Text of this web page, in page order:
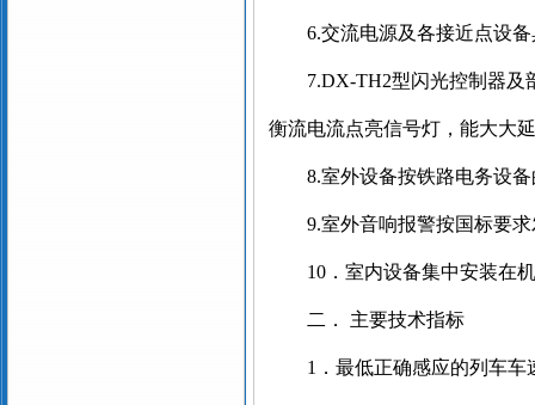
6.交流电源及各接近点设
7.DX-TH2型闪光控制器及
衡流电流点亮信号灯，能大大
8.室外设备按铁路电务设
9.室外音响报警按国标要
10 ．室内设备集中安装在
二． 主要技术指标
1 ．最低正确感应的列车车